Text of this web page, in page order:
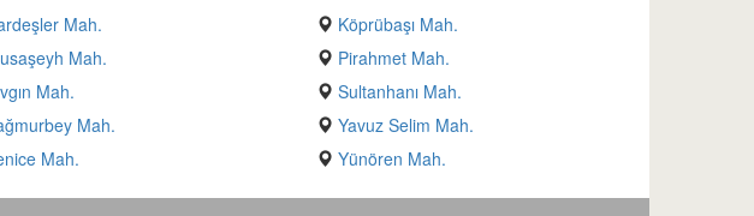
Mah.
Köprübaşı Mah.
Mah.
Pirahmet Mah.
Mah.
Sultanhanı Mah.
Mah.
Yavuz Selim Mah.
Mah. Yünören Mah.